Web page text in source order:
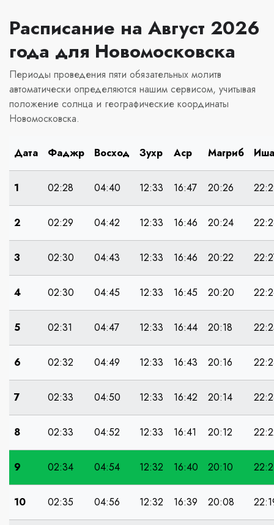
Расписание на Август 2026
года для Новомосковска
Периоды проведения пяти обязательных молитв
автоматически определяются нашим сервисом, учитывая
положение солнца и географические координаты
Новомосковска.
Дата Фаджр Восход Зухр Аср Магриб Иша
1 02:28 04:40 12:33 16:47 20:26
2 02:29 04:42 12:33 16:46 20:24
3 02:30 04:43 12:33 16:46 20:22
4 02:30 04:45 12:33 16:45 20:20
5 02:31 04:47 12:33 16:44 20:18
6 02:32 04:49 12:33 16:43 20:16
7 02:33 04:50 12:33 16:42 20:14
8 02:33 04:52 12:33 16:41 20:12
9 02:34 04:54 12:32 16:40 20:10
10 02:35 04:56 12:32 16:39 20:08